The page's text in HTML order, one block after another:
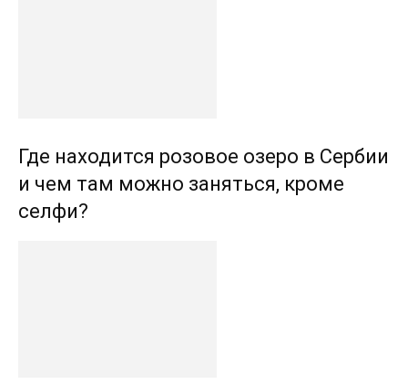
Где находится розовое озеро в Сербии
и чем там можно заняться, кроме
селфи?